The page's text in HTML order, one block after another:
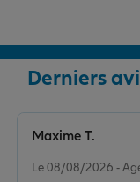
Derniers
Le 08/08/2026 -
Maxime T.